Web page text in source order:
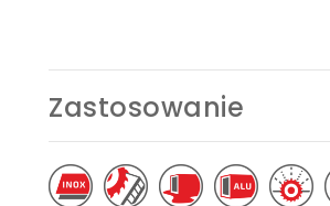
Zastosowanie